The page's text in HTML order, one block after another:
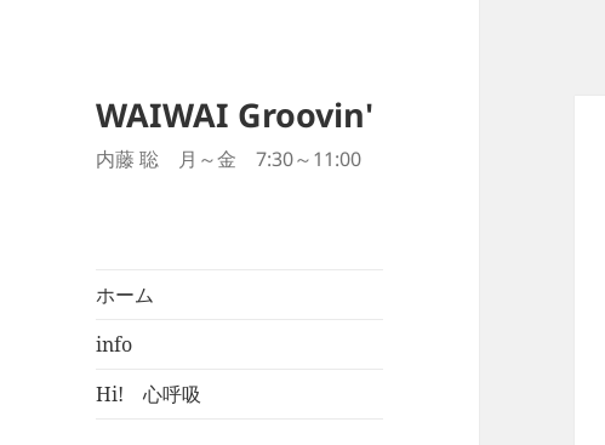
WAIWAI Groovin'
内藤 聡 月～金 7:30～11:00
ホーム
info
Hi! 心呼吸